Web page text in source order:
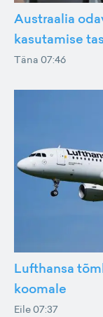
Austraalia
kasutamise
Täna 07:46
Lufthansa
koomale
Eile 07:37